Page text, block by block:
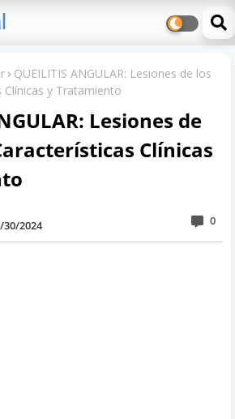
QUEILITIS ANGULAR: Lesiones de los
Clínicas y Tratamiento
Lesiones de
Clínicas
30/2024 0